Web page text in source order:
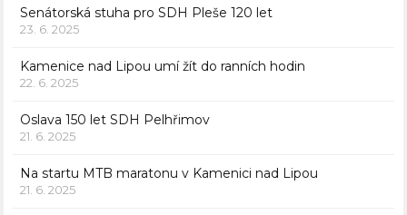
Senátorská stuha pro SDH Pleše 120 let
23. 6. 2025
Kamenice nad Lipou umí žít do ranních hodin
22. 6. 2025
Oslava 150 let SDH Pelhřimov
21. 6. 2025
Na startu MTB maratonu v Kamenici nad Lipou
21. 6. 2025